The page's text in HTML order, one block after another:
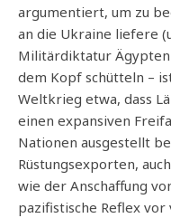
argumentiert, um zu
an die Ukraine liefere
Militärdiktatur Ägypten
dem Kopf schütteln –
Weltkrieg etwa, dass
einen expansiven
Nationen ausgestellt
Rüstungsexporten,
wie der Anschaffung
pazifistische Reflex